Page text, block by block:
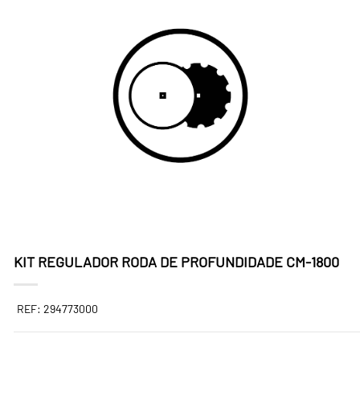
KIT REGULADOR RODA DE PROFUNDIDADE CM-1800
REF: 294773000